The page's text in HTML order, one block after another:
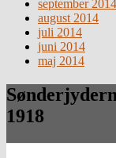
september 2014
august 2014
juli 2014
juni 2014
maj 2014
1918